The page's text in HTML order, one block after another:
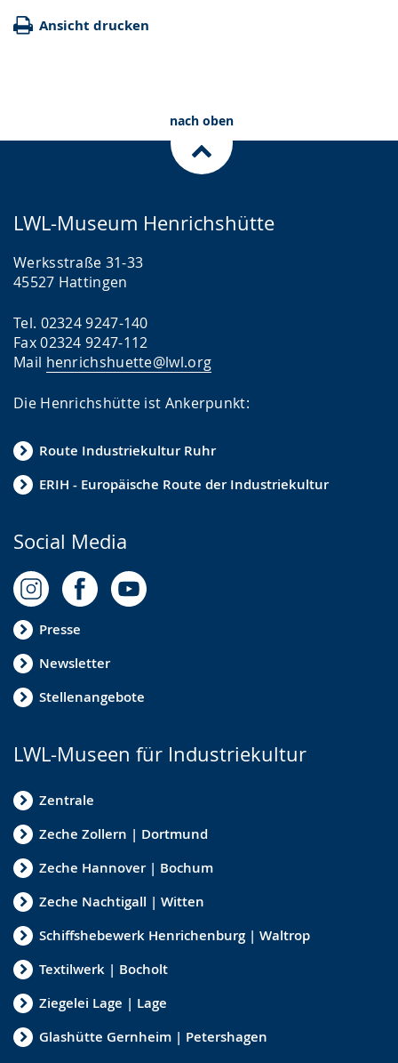
Ansicht drucken
nach oben
LWL-Museum Henrichshütte
Werksstraße 31-33
45527 Hattingen
Tel. 02324 9247-140
Fax 02324 9247-112
Mail henrichshuette@lwl.org
Die Henrichshütte ist Ankerpunkt:
Route Industriekultur Ruhr
ERIH - Europäische Route der Industriekultur
Social Media
Presse
Newsletter
Stellenangebote
LWL-Museen für Industriekultur
Zentrale
Zeche Zollern | Dortmund
Zeche Hannover | Bochum
Zeche Nachtigall | Witten
Schiffshebewerk Henrichenburg | Waltrop
Textilwerk | Bocholt
Ziegelei Lage | Lage
Glashütte Gernheim | Petershagen